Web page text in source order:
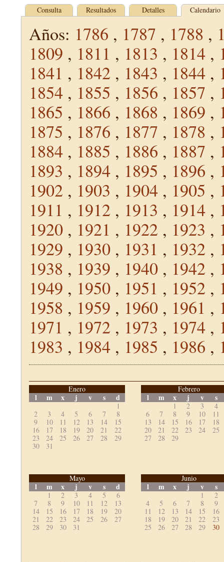
Consulta Resultados Detalles Calendario
Años: 1786 , 1787 , 1788 ,
1809 , 1811 , 1813 , 1814 ,
1841 , 1842 , 1843 , 1844 ,
1854 , 1855 , 1856 , 1857 ,
1865 , 1866 , 1868 , 1869 ,
1875 , 1876 , 1877 , 1878 ,
1884 , 1885 , 1886 , 1887 ,
1893 , 1894 , 1895 , 1896 ,
1902 , 1903 , 1904 , 1905 ,
1911 , 1912 , 1913 , 1914 ,
1920 , 1921 , 1922 , 1923 ,
1929 , 1930 , 1931 , 1932 ,
1938 , 1939 , 1940 , 1942 ,
1949 , 1950 , 1951 , 1952 ,
1958 , 1959 , 1960 , 1961 ,
1971 , 1972 , 1973 , 1974 ,
1983 , 1984 , 1985 , 1986 ,
Enero
l m x j v s d
1
2
3 4 5 6 7
8
9
10 11 12 13 14
15
16
17 18 19 20 21
22
23
24 25 26 27 28
29
30
31
Febrero
l m x j v s
1 2 3
4
6
7 8 9 10
11
13
14 15 16 17
18
20
21 22 23 24
25
27
28 29
Mayo
l m x j v s d
1 2 3 4 5
6
7
8 9 10 11 12
13
14
15 16 17 18 19
20
21
22 23 24 25 26
27
28
29 30 31
Junio
l m x j v s
1
2
4
5 6 7 8
9
11
12 13 14 15
16
18
19 20 21 22
23
25
26 27 28 29 30